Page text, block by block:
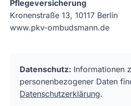
Pflegeversicherung
Kronenstraße 13, 10117 Berlin
www.pkv-ombudsmann.de
Datenschutz: Informationen
personenbezogener Daten
Datenschutzerklärung.